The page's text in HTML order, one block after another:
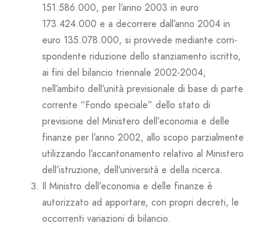
151.586.000, per l’anno 2003 in euro
173.424.000 e a decorrere dall’anno 2004 in
euro 135.078.000, si provvede mediante corri-
spondente riduzione dello stanziamento iscritto,
ai fini del bilancio triennale 2002-2004,
nell’ambito dell’unità previsionale di base di parte
corrente “Fondo speciale” dello stato di
previsione del Ministero dell’economia e delle
finanze per l’anno 2002, allo scopo parzialmente
utilizzando l’accantonamento relativo al Ministero
dell’istruzione, dell’università e della ricerca.
Il Ministro dell’economia e delle finanze è
autorizzato ad apportare, con propri decreti, le
occorrenti variazioni di bilancio.